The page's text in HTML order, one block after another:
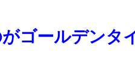
ゴールデンタ